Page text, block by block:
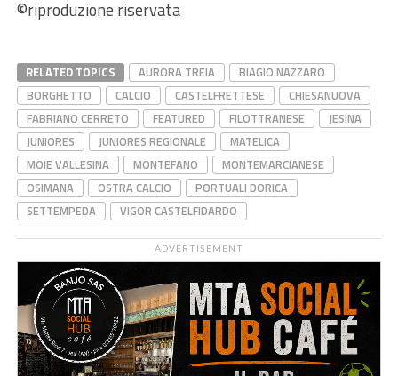
©riproduzione riservata
RELATED TOPICS AURORA TREIA
BIAGIO NAZZARO
BORGHETTO
CALCIO CASTELFRETTESE
CHIESANUOVA
FABRIANO CERRETO
FEATURED FILOTTRANESE
JESINA
JUNIORES
JUNIORES REGIONALE
MATELICA
MOIE VALLESINA
MONTEFANO
MONTEMARCIANESE
OSIMANA
OSTRA CALCIO
PORTUALI DORICA
SETTEMPEDA
VIGOR CASTELFIDARDO
ADVERTISEMENT